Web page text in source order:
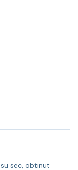
sec, obtinut